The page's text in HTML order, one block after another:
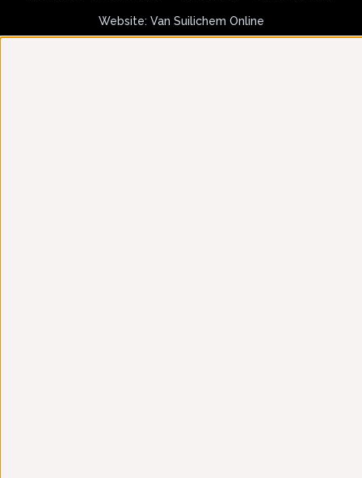
Website: Van Suilichem Online